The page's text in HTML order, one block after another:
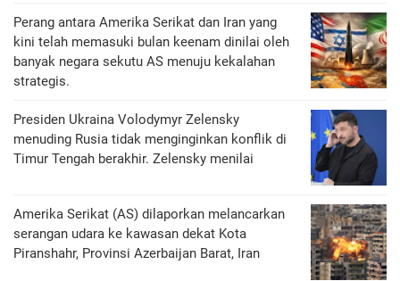
Perang antara Amerika Serikat dan Iran yang
kini telah memasuki bulan keenam dinilai oleh
banyak negara sekutu AS menuju kekalahan
strategis.
Presiden Ukraina Volodymyr Zelensky
menuding Rusia tidak menginginkan konflik di
Timur Tengah berakhir. Zelensky menilai
Amerika Serikat (AS) dilaporkan melancarkan
serangan udara ke kawasan dekat Kota
Piranshahr, Provinsi Azerbaijan Barat, Iran